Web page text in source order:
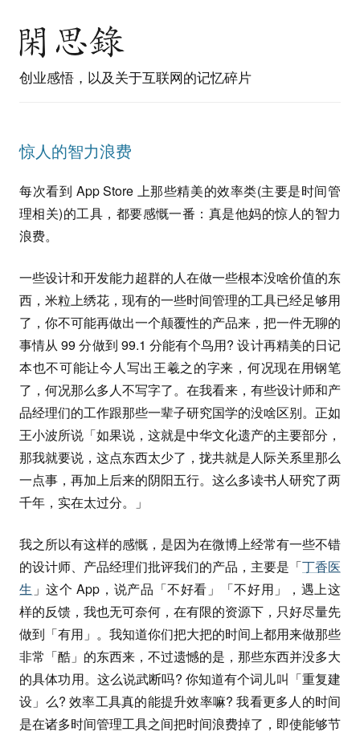
创业感悟，以及关于互联网的记忆碎片
惊人的智力浪费
每次看到 App Store 上那些精美的效率类(主要是时间管
理相关)的工具，都要感慨一番：真是他妈的惊人的智力
浪费。
一些设计和开发能力超群的人在做一些根本没啥价值的东
西，米粒上绣花，现有的一些时间管理的工具已经足够用
了，你不可能再做出一个颠覆性的产品来，把一件无聊的
事情从 99 分做到 99.1 分能有个鸟用? 设计再精美的日记
本也不可能让今人写出王羲之的字来，何况现在用钢笔
了，何况那么多人不写字了。在我看来，有些设计师和产
品经理们的工作跟那些一辈子研究国学的没啥区别。正如
王小波所说「如果说，这就是中华文化遗产的主要部分，
那我就要说，这点东西太少了，拢共就是人际关系里那么
一点事，再加上后来的阴阳五行。这么多读书人研究了两
千年，实在太过分。」
我之所以有这样的感慨，是因为在微博上经常有一些不错
的设计师、产品经理们批评我们的产品，主要是「丁香医
生 」这个 App，说产品「不好看」「不好用」，遇上这
样的反馈，我也无可奈何，在有限的资源下，只好尽量先
做到「有用」。我知道你们把大把的时间上都用来做那些
非常「酷」的东西来，不过遗憾的是，那些东西并没多大
的具体功用。这么说武断吗? 你知道有个词儿叫「重复建
设」么? 效率工具真的能提升效率嘛? 我看更多人的时间
是在诸多时间管理工具之间把时间浪费掉了，即使能够节